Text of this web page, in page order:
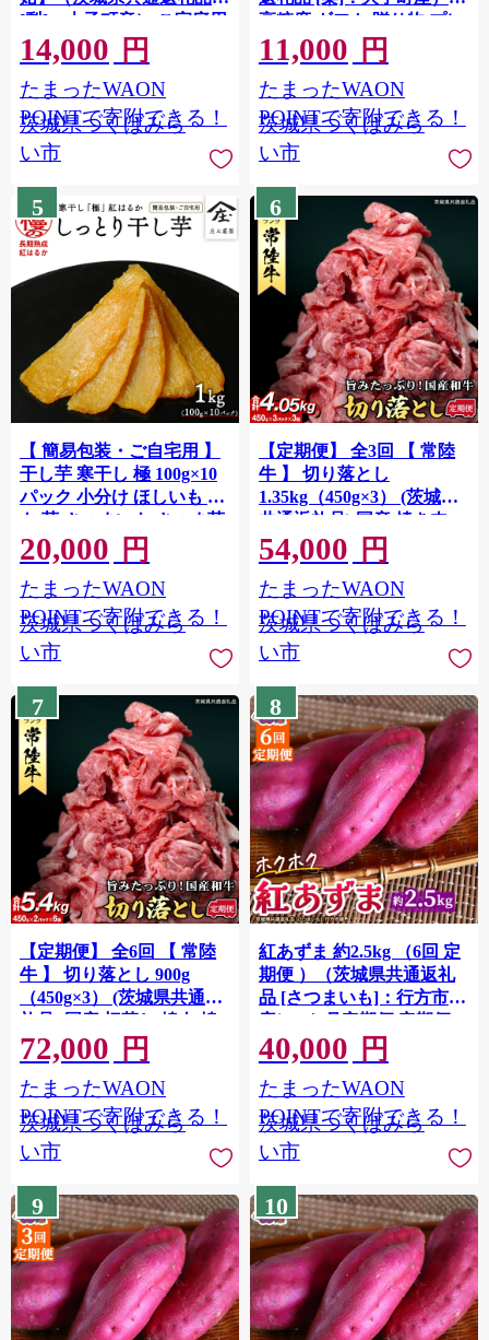
[梨]：大子町産） ご家庭用
フルーツ なし ナシ 和梨 梨
わけあり 果実 旬のフルー
ツ お取り寄せ くだもの 果
物 みずみずしい [FC74-
NT]
14,000 円
たまったWAON
POINTで寄附できる！
茨城県つくばみら
い市
高糖度 ギフト 贈り物 プレ
ゼント フルーツ なし ナシ
和梨 梨 果実 旬のフルーツ
お取り寄せ くだもの 果物
みずみずしい [FC72-NT]
11,000 円
たまったWAON
POINTで寄附できる！
茨城県つくばみら
い市
5
【 簡易包装・ご自宅用 】
干し芋 寒干し 極 100g×10
パック 小分け ほしいも い
も 芋 さつまいも さつま芋
お菓子 おやつ スイーツ 甘
い 庄七農園 [BK34-NT]
20,000 円
たまったWAON
POINTで寄附できる！
茨城県つくばみら
い市
6
【定期便】 全3回 【 常陸
牛 】 切り落とし
1.35kg（450g×3） (茨城県
共通返礼品) 国産 焼き肉
牛肉 やきにく ブランド牛
肉 ブランド牛 国産牛 黒毛
和牛 和牛 国産黒毛和牛 お
肉 A4ランク A5ランク す
き焼き 牛丼 小分け
54,000 円
たまったWAON
POINTで寄附できる！
茨城県つくばみら
い市
7
【定期便】 全6回 【 常陸
牛 】 切り落とし 900g
（450g×3） (茨城県共通返
礼品) 国産 切落し 焼肉 焼
き肉 お肉 A4ランク A5ラ
ンク ブランド牛 小分け
[BX88-NT]
72,000 円
たまったWAON
POINTで寄附できる！
茨城県つくばみら
い市
8
紅あずま 約2.5kg （6回 定
期便 ）（茨城県共通返礼
品 [さつまいも]：行方市
産） 6か月定期便 定期便
さつまいも サツマイモ べ
にあずま 芋 いも 野菜 根菜
茨城県産 お取り寄せ 野菜
根菜 いも [FC88-NT]
40,000 円
たまったWAON
POINTで寄附できる！
茨城県つくばみら
い市
9 10